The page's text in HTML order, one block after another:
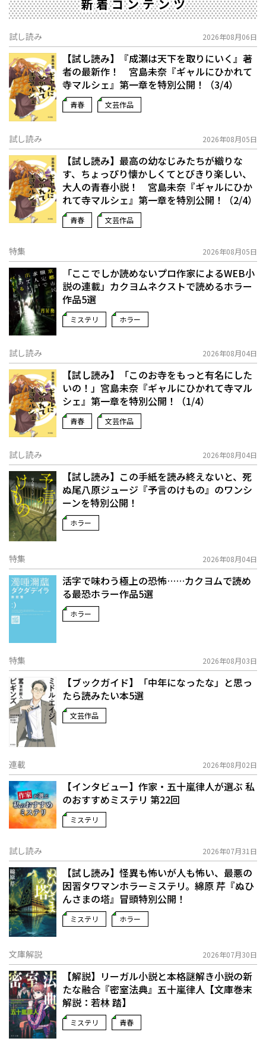
新着コンテンツ
試し読み 2026年08月06日
【試し読み】『成瀬は天下を取りにいく』著
者の最新作！ 宮島未奈『ギャルにひかれて
寺マルシェ』第一章を特別公開！（3/4）
青春 文芸作品
試し読み 2026年08月05日
【試し読み】最高の幼なじみたちが織りな
す、ちょっぴり懐かしくてとびきり楽しい、
大人の青春小説！ 宮島未奈『ギャルにひか
れて寺マルシェ』第一章を特別公開！（2/4）
青春 文芸作品
特集 2026年08月05日
「ここでしか読めないプロ作家によるWEB小
説の連載」――カクヨムネクストで読めるホラー
作品5選
ミステリ ホラー
試し読み 2026年08月04日
【試し読み】「このお寺をもっと有名にした
いの！」宮島未奈『ギャルにひかれて寺マル
シェ』第一章を特別公開！（1/4）
青春 文芸作品
試し読み 2026年08月04日
【試し読み】この手紙を読み終えないと、死
ぬ――尾八原ジュージ『予言のけもの』のワンシ
ーンを特別公開！
ホラー
特集 2026年08月04日
活字で味わう極上の恐怖……カクヨムで読め
る最恐ホラー作品5選
ホラー
特集 2026年08月03日
【ブックガイド】「中年になったな」と思っ
たら読みたい本5選
文芸作品
連載 2026年08月02日
【インタビュー】作家・五十嵐律人が選ぶ 私
のおすすめミステリ 第22回
ミステリ
試し読み 2026年07月31日
【試し読み】怪異も怖いが人も怖い、最悪の
因習タワマンホラーミステリ。綿原 芹『ぬひ
んさまの塔』冒頭特別公開！
ミステリ ホラー
文庫解説 2026年07月30日
【解説】リーガル小説と本格謎解き小説の新
たな融合――『密室法典』五十嵐律人【文庫巻末
解説：若林 踏】
ミステリ 青春